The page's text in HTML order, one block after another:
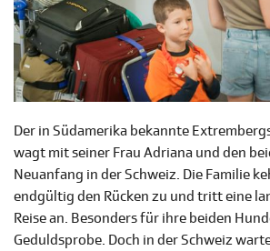
Der in Südamerika bekannte
wagt mit seiner Frau Adriana und den
Neuanfang in der Schweiz. Die Familie
endgültig den Rücken zu und tritt eine
Reise an. Besonders für ihre beiden
Geduldsprobe. Doch in der Schweiz